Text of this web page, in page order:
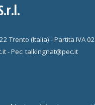
Trento (Italia) - Partita IVA
- Pec: talkingnat@pec.it